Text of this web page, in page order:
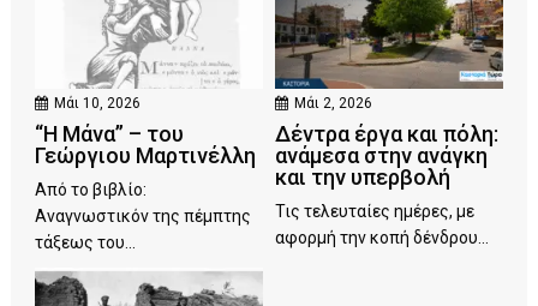
Μάι 10, 2026
“Η Μάνα” – του
Γεώργιου Μαρτινέλλη
Από το βιβλίο:
Αναγνωστικόν της πέμπτης
τάξεως του...
Μάι 2, 2026
Δέντρα έργα και πόλη:
ανάμεσα στην ανάγκη
και την υπερβολή
Τις τελευταίες ημέρες, με
αφορμή την κοπή δένδρου...